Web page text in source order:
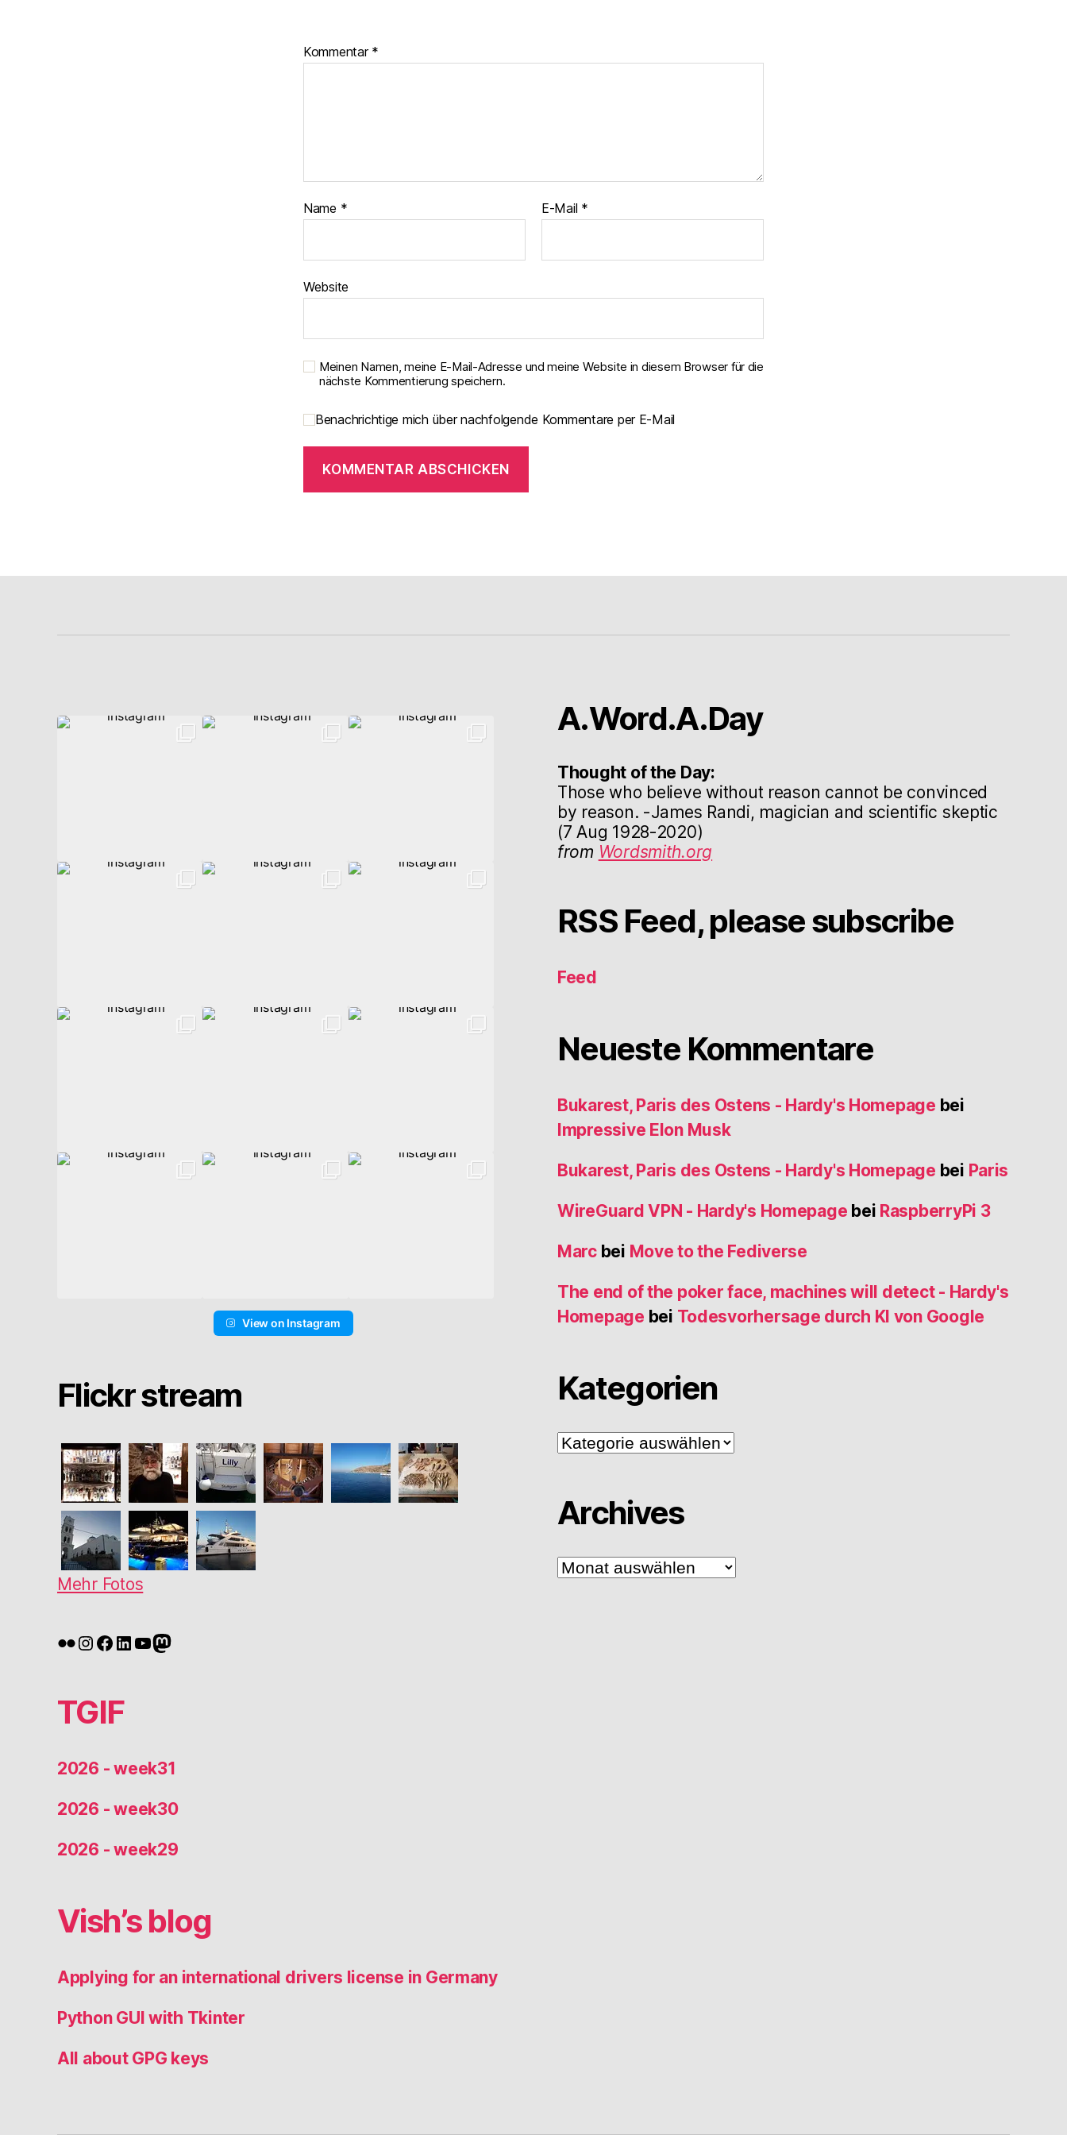
Kommentar *
Name * E-Mail *
Website
Meinen Namen, meine E-Mail-Adresse und meine Website in diesem Browser für die
nächste Kommentierung speichern.
Benachrichtige mich über nachfolgende Kommentare per E-Mail
View on Instagram
Flickr stream
Mehr Fotos
Flickr
Instagram
Facebook
LinkedIn
YouTube
Mastodon
TGIF
2026 - week31
2026 - week30
2026 - week29
Vish’s blog
Applying for an international drivers license in Germany
Python GUI with Tkinter
All about GPG keys
A.Word.A.Day
Thought of the Day:
Those who believe without reason cannot be convinced
by reason. -James Randi, magician and scientific skeptic
(7 Aug 1928-2020)
from Wordsmith.org
RSS Feed, please subscribe
Feed
Neueste Kommentare
Bukarest, Paris des Ostens - Hardy's Homepage bei
Impressive Elon Musk
Bukarest, Paris des Ostens - Hardy's Homepage bei Paris
WireGuard VPN - Hardy's Homepage bei RaspberryPi 3
Marcbei Move to the Fediverse
The end of the poker face, machines will detect - Hardy's
Homepage bei Todesvorhersage durch KI von Google
Kategorien
Kategorien
Archives
Archives